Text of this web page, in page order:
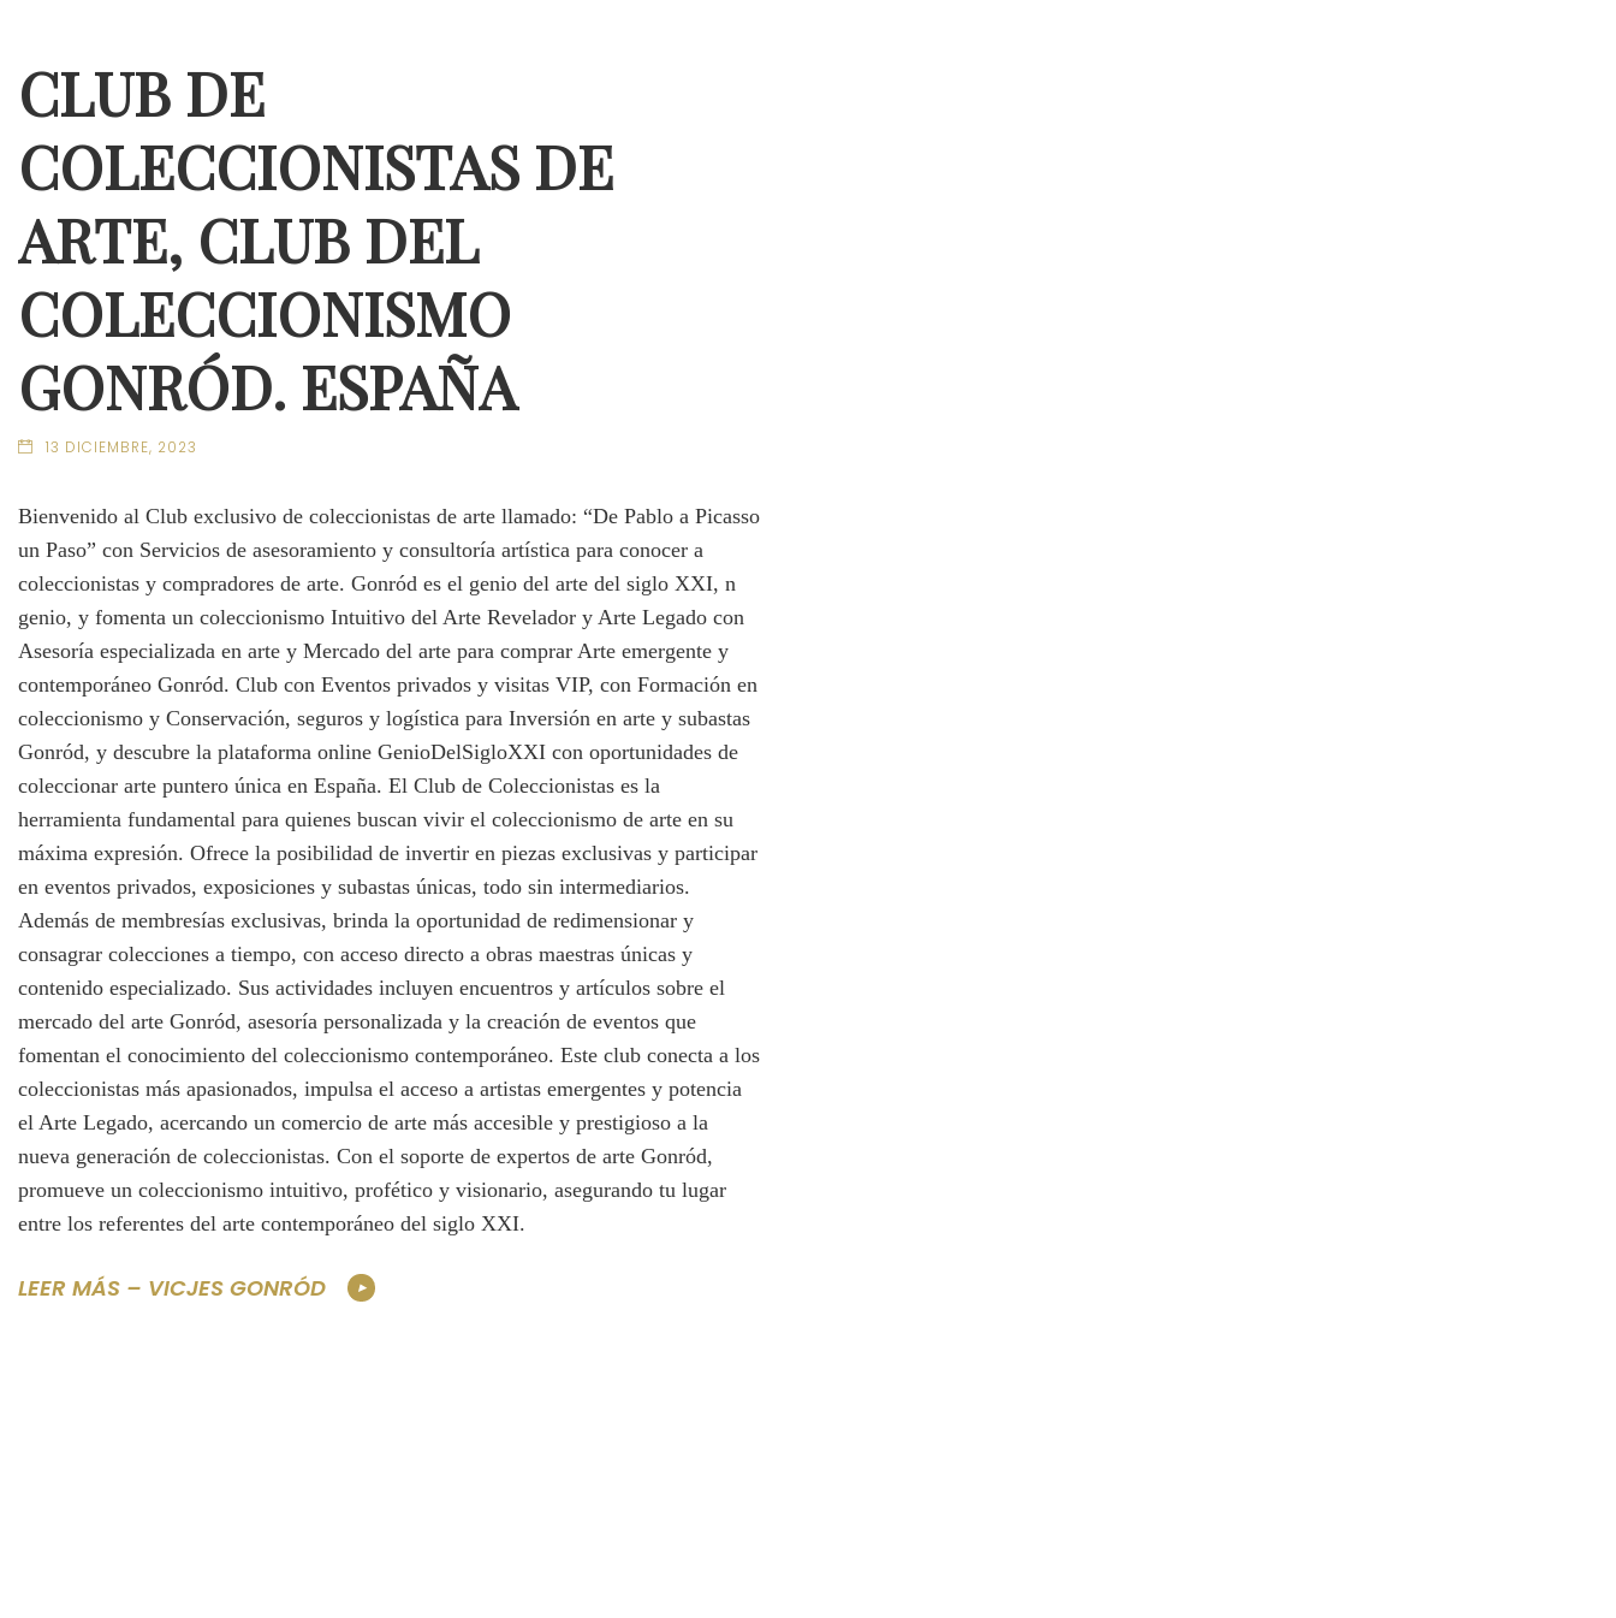
CLUB DE
COLECCIONISTAS DE
ARTE, CLUB DEL
COLECCIONISMO
GONRÓD. ESPAÑA
13 DICIEMBRE, 2023
Bienvenido al Club exclusivo de coleccionistas de arte llamado: “De Pablo a Picasso
un Paso” con Servicios de asesoramiento y consultoría artística para conocer a
coleccionistas y compradores de arte. Gonród es el genio del arte del siglo XXI, n
genio, y fomenta un coleccionismo Intuitivo del Arte Revelador y Arte Legado con
Asesoría especializada en arte y Mercado del arte para comprar Arte emergente y
contemporáneo Gonród. Club con Eventos privados y visitas VIP, con Formación en
coleccionismo y Conservación, seguros y logística para Inversión en arte y subastas
Gonród, y descubre la plataforma online GenioDelSigloXXI con oportunidades de
coleccionar arte puntero única en España. El Club de Coleccionistas es la
herramienta fundamental para quienes buscan vivir el coleccionismo de arte en su
máxima expresión. Ofrece la posibilidad de invertir en piezas exclusivas y participar
en eventos privados, exposiciones y subastas únicas, todo sin intermediarios.
Además de membresías exclusivas, brinda la oportunidad de redimensionar y
consagrar colecciones a tiempo, con acceso directo a obras maestras únicas y
contenido especializado. Sus actividades incluyen encuentros y artículos sobre el
mercado del arte Gonród, asesoría personalizada y la creación de eventos que
fomentan el conocimiento del coleccionismo contemporáneo. Este club conecta a los
coleccionistas más apasionados, impulsa el acceso a artistas emergentes y potencia
el Arte Legado, acercando un comercio de arte más accesible y prestigioso a la
nueva generación de coleccionistas. Con el soporte de expertos de arte Gonród,
promueve un coleccionismo intuitivo, profético y visionario, asegurando tu lugar
entre los referentes del arte contemporáneo del siglo XXI.
LEER MÁS – VICJES GONRÓD